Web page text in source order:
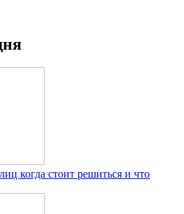
когда стоит решиться и что